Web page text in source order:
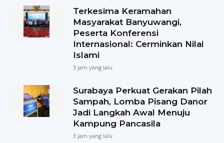
Terkesima Keramahan
Masyarakat Banyuwangi,
Peserta Konferensi
Internasional: Cerminkan Nilai
Islami
3 jam yang lalu
Surabaya Perkuat Gerakan Pilah
Sampah, Lomba Pisang Danor
Jadi Langkah Awal Menuju
Kampung Pancasila
3 jam yang lalu